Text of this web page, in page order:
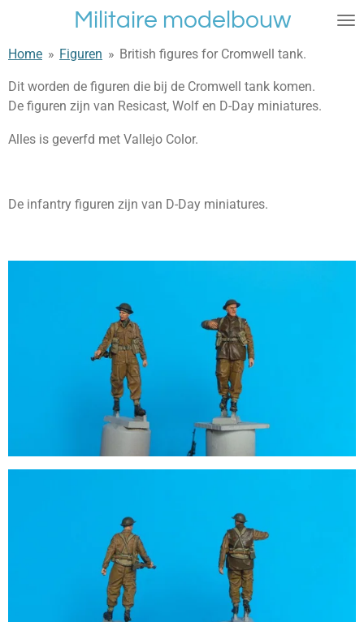
naar
hoofdinhoud
Militaire modelbouw
Home » Figuren » British figures for Cromwell tank.
Dit worden de figuren die bij de Cromwell tank komen.
De figuren zijn van Resicast, Wolf en D-Day miniatures.
Alles is geverfd met Vallejo Color.
De infantry figuren zijn van D-Day miniatures.